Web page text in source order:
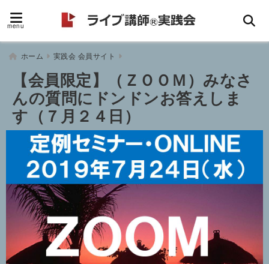
menu
ホーム 実践会 会員サイト
【会員限定】（ＺＯＯＭ）みなさ
んの質問にドンドンお答えしま
す（７月２４日）